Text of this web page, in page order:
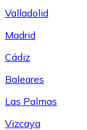
Valladolid
Madrid
Cádiz
Baleares
Las Palmas
Vizcaya